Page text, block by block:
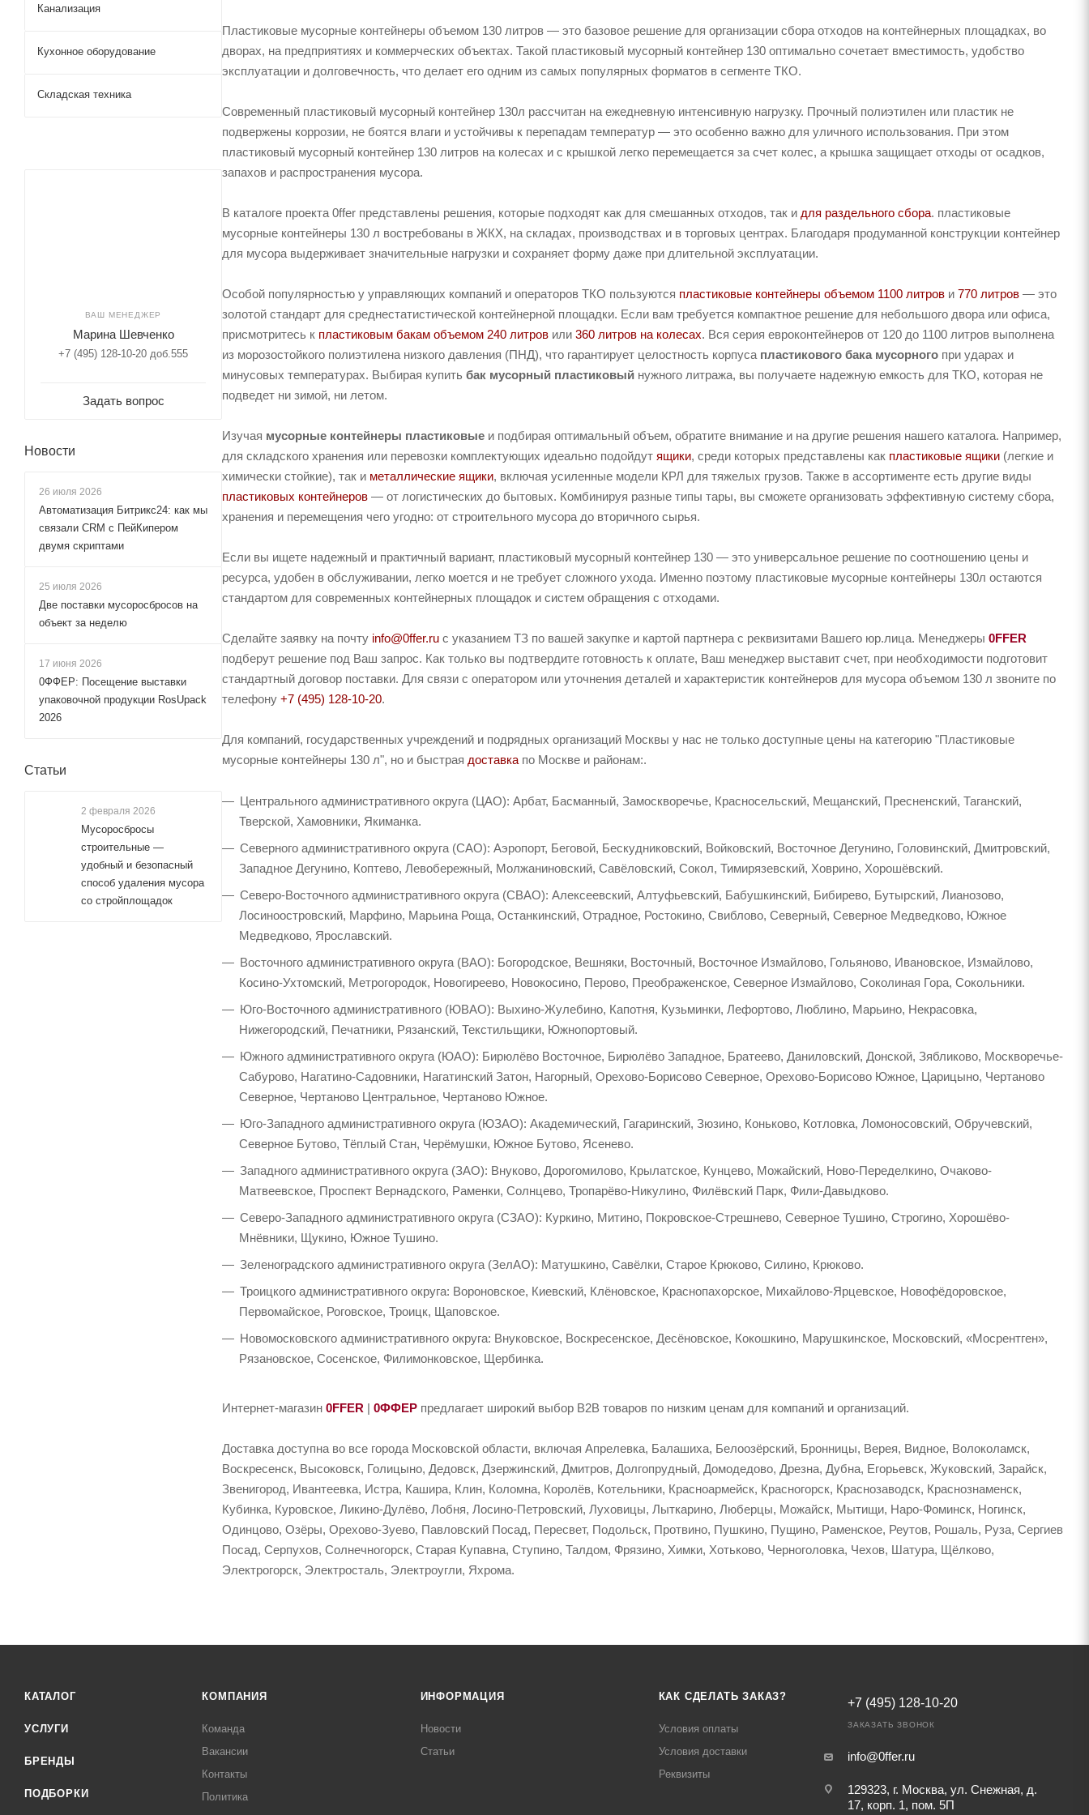
Пластиковые мусорные контейнеры объемом 130 литров — это базовое решение для организации сбора отходов на контейнерных площадках, во
дворах, на предприятиях и коммерческих объектах. Такой пластиковый мусорный контейнер 130 оптимально сочетает вместимость, удобство
эксплуатации и долговечность, что делает его одним из самых популярных форматов в сегменте ТКО.
Современный пластиковый мусорный контейнер 130л рассчитан на ежедневную интенсивную нагрузку. Прочный полиэтилен или пластик не
подвержены коррозии, не боятся влаги и устойчивы к перепадам температур — это особенно важно для уличного использования. При этом
пластиковый мусорный контейнер 130 литров на колесах и с крышкой легко перемещается за счет колес, а крышка защищает отходы от осадков,
запахов и распространения мусора.
В каталоге проекта 0ffer представлены решения, которые подходят как для смешанных отходов, так и для раздельного сбора. пластиковые
мусорные контейнеры 130 л востребованы в ЖКХ, на складах, производствах и в торговых центрах. Благодаря продуманной конструкции контейнер
для мусора выдерживает значительные нагрузки и сохраняет форму даже при длительной эксплуатации.
Особой популярностью у управляющих компаний и операторов ТКО пользуются пластиковые контейнеры объемом 1100 литров и 770 литров — это
золотой стандарт для среднестатистической контейнерной площадки. Если вам требуется компактное решение для небольшого двора или офиса,
присмотритесь к пластиковым бакам объемом 240 литров или 360 литров на колесах. Вся серия евроконтейнеров от 120 до 1100 литров выполнена
из морозостойкого полиэтилена низкого давления (ПНД), что гарантирует целостность корпуса пластикового бака мусорного при ударах и
минусовых температурах. Выбирая купить бак мусорный пластиковый нужного литража, вы получаете надежную емкость для ТКО, которая не
подведет ни зимой, ни летом.
Изучая мусорные контейнеры пластиковые и подбирая оптимальный объем, обратите внимание и на другие решения нашего каталога. Например,
для складского хранения или перевозки комплектующих идеально подойдут ящики, среди которых представлены как пластиковые ящики (легкие и
химически стойкие), так и металлические ящики, включая усиленные модели КРЛ для тяжелых грузов. Также в ассортименте есть другие виды
пластиковых контейнеров — от логистических до бытовых. Комбинируя разные типы тары, вы сможете организовать эффективную систему сбора,
хранения и перемещения чего угодно: от строительного мусора до вторичного сырья.
Если вы ищете надежный и практичный вариант, пластиковый мусорный контейнер 130 — это универсальное решение по соотношению цены и
ресурса, удобен в обслуживании, легко моется и не требует сложного ухода. Именно поэтому пластиковые мусорные контейнеры 130л остаются
стандартом для современных контейнерных площадок и систем обращения с отходами.
Сделайте заявку на почту info@0ffer.ru с указанием ТЗ по вашей закупке и картой партнера с реквизитами Вашего юр.лица. Менеджеры 0FFER
подберут решение под Ваш запрос. Как только вы подтвердите готовность к оплате, Ваш менеджер выставит счет, при необходимости подготовит
стандартный договор поставки. Для связи с оператором или уточнения деталей и характеристик контейнеров для мусора объемом 130 л звоните по
телефону +7 (495) 128-10-20.
Для компаний, государственных учреждений и подрядных организаций Москвы у нас не только доступные цены на категорию "Пластиковые
мусорные контейнеры 130 л", но и быстрая доставка по Москве и районам:.
Центрального административного округа (ЦАО): Арбат, Басманный, Замоскворечье, Красносельский, Мещанский, Пресненский, Таганский,
Тверской, Хамовники, Якиманка.
Северного административного округа (САО): Аэропорт, Беговой, Бескудниковский, Войковский, Восточное Дегунино, Головинский, Дмитровский,
Западное Дегунино, Коптево, Левобережный, Молжаниновский, Савёловский, Сокол, Тимирязевский, Ховрино, Хорошёвский.
Северо-Восточного административного округа (СВАО): Алексеевский, Алтуфьевский, Бабушкинский, Бибирево, Бутырский, Лианозово,
Лосиноостровский, Марфино, Марьина Роща, Останкинский, Отрадное, Ростокино, Свиблово, Северный, Северное Медведково, Южное
Медведково, Ярославский.
Восточного административного округа (ВАО): Богородское, Вешняки, Восточный, Восточное Измайлово, Гольяново, Ивановское, Измайлово,
Косино-Ухтомский, Метрогородок, Новогиреево, Новокосино, Перово, Преображенское, Северное Измайлово, Соколиная Гора, Сокольники.
Юго-Восточного административного (ЮВАО): Выхино-Жулебино, Капотня, Кузьминки, Лефортово, Люблино, Марьино, Некрасовка,
Нижегородский, Печатники, Рязанский, Текстильщики, Южнопортовый.
Южного административного округа (ЮАО): Бирюлёво Восточное, Бирюлёво Западное, Братеево, Даниловский, Донской, Зябликово, Москворечье-
Сабурово, Нагатино-Садовники, Нагатинский Затон, Нагорный, Орехово-Борисово Северное, Орехово-Борисово Южное, Царицыно, Чертаново
Северное, Чертаново Центральное, Чертаново Южное.
Юго-Западного административного округа (ЮЗАО): Академический, Гагаринский, Зюзино, Коньково, Котловка, Ломоносовский, Обручевский,
Северное Бутово, Тёплый Стан, Черёмушки, Южное Бутово, Ясенево.
Западного административного округа (ЗАО): Внуково, Дорогомилово, Крылатское, Кунцево, Можайский, Ново-Переделкино, Очаково-
Матвеевское, Проспект Вернадского, Раменки, Солнцево, Тропарёво-Никулино, Филёвский Парк, Фили-Давыдково.
Северо-Западного административного округа (СЗАО): Куркино, Митино, Покровское-Стрешнево, Северное Тушино, Строгино, Хорошёво-
Мнёвники, Щукино, Южное Тушино.
Зеленоградского административного округа (ЗелАО): Матушкино, Савёлки, Старое Крюково, Силино, Крюково.
Троицкого административного округа: Вороновское, Киевский, Клёновское, Краснопахорское, Михайлово-Ярцевское, Новофёдоровское,
Первомайское, Роговское, Троицк, Щаповское.
Новомосковского административного округа: Внуковское, Воскресенское, Десёновское, Кокошкино, Марушкинское, Московский, «Мосрентген»,
Рязановское, Сосенское, Филимонковское, Щербинка.
Интернет-магазин 0FFER | 0ФФЕР предлагает широкий выбор B2B товаров по низким ценам для компаний и организаций.
Доставка доступна во все города Московской области, включая Апрелевка, Балашиха, Белоозёрский, Бронницы, Верея, Видное, Волоколамск,
Воскресенск, Высоковск, Голицыно, Дедовск, Дзержинский, Дмитров, Долгопрудный, Домодедово, Дрезна, Дубна, Егорьевск, Жуковский, Зарайск,
Звенигород, Ивантеевка, Истра, Кашира, Клин, Коломна, Королёв, Котельники, Красноармейск, Красногорск, Краснозаводск, Краснознаменск,
Кубинка, Куровское, Ликино-Дулёво, Лобня, Лосино-Петровский, Луховицы, Лыткарино, Люберцы, Можайск, Мытищи, Наро-Фоминск, Ногинск,
Одинцово, Озёры, Орехово-Зуево, Павловский Посад, Пересвет, Подольск, Протвино, Пушкино, Пущино, Раменское, Реутов, Рошаль, Руза, Сергиев
Посад, Серпухов, Солнечногорск, Старая Купавна, Ступино, Талдом, Фрязино, Химки, Хотьково, Черноголовка, Чехов, Шатура, Щёлково,
Электрогорск, Электросталь, Электроугли, Яхрома.
Канализация
Кухонное оборудование
Складская техника
ВАШ МЕНЕДЖЕР
Марина Шевченко
+7 (495) 128-10-20 доб.555
Задать вопрос
Новости
26 июля 2026
Автоматизация Битрикс24: как мы
связали CRM с ПейКипером
двумя скриптами
25 июля 2026
Две поставки мусоросбросов на
объект за неделю
17 июня 2026
0ФФЕР: Посещение выставки
упаковочной продукции RosUpack
2026
Статьи
2 февраля 2026
Мусоросбросы
строительные —
удобный и безопасный
способ удаления мусора
со стройплощадок
КАТАЛОГ
УСЛУГИ
БРЕНДЫ
ПОДБОРКИ
КОМПАНИЯ
Команда
Вакансии
Контакты
Политика
ИНФОРМАЦИЯ
Новости
Статьи
КАК СДЕЛАТЬ ЗАКАЗ?
Условия оплаты
Условия доставки
Реквизиты
+7 (495) 128-10-20
ЗАКАЗАТЬ ЗВОНОК
info@0ffer.ru
129323, г. Москва, ул. Снежная, д.
17, корп. 1, пом. 5П